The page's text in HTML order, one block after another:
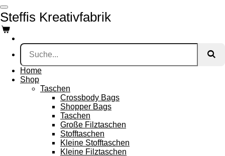
Zum
Hauptinhalt
springen
Steffis Kreativfabrik
Home
Shop
Taschen
Crossbody Bags
Shopper Bags
Taschen
Große Filztaschen
Stofftaschen
Kleine Stofftaschen
Kleine Filztaschen